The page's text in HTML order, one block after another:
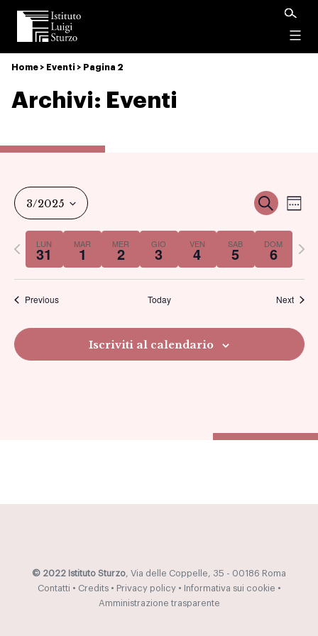
Istituto
Luigi
Sturzo
Home > Eventi > Pagina 2
Archivi: Eventi
e
viste
Cerca
3/2025
Select
date.LUN
31 MAR
1 MER
2 GIO
3 VEN
4 SAB
5 DOM
6
Previous
week
Previous Today Next
Iscriviti al calendario
© 2022 Istituto Sturzo, Via delle Coppelle, 35 - 00186 Roma
Contatti • Credits• Privacy policy• Informativa sui cookie •
Amministrazione trasparente